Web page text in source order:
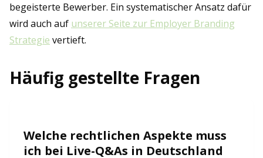
begeisterte Bewerber. Ein systematischer Ansatz dafür
wird auch auf unserer Seite zur Employer Branding
Strategie vertieft.
Häufig gestellte Fragen
Welche rechtlichen Aspekte muss
ich bei Live-Q&As in Deutschland